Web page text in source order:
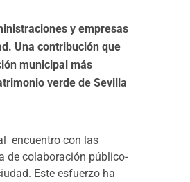
y empresas
Una contribución que
municipal más
verde de Sevilla
encuentro con las
de colaboración público-
Este esfuerzo ha